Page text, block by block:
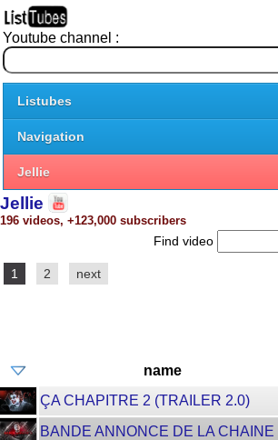
Youtube channel :
Listubes
Navigation
Jellie
Jellie
196 videos, +123,000 subscribers
Find video
1 2 next
name
ÇA CHAPITRE 2 (TRAILER 2.0)
BANDE ANNONCE DE LA CHAINE